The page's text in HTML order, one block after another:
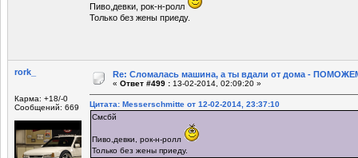
Пиво,девки, рок-н-ролл
Только без жены приеду.
rork_
Карма: +18/-0
Сообщений: 669
Re: Сломалась машина, а ты вдали от дома -
« Ответ #499 : 13-02-2014, 02:09:20 »
Цитата: Messerschmitte от 12-02-2014, 23:37:10
Смсбй
Пиво,девки, рок-н-ролл
Только без жены приеду.